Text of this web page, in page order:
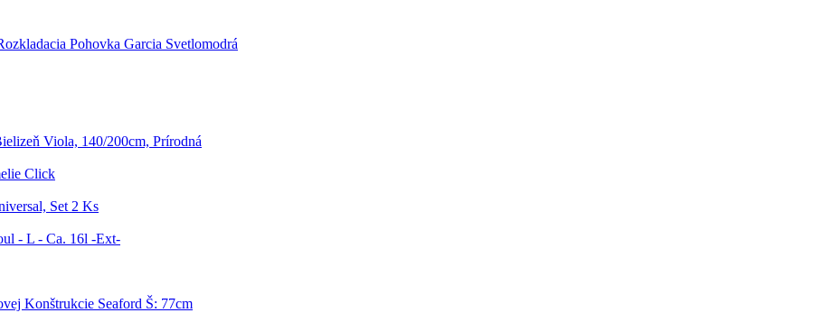
Pohovka Garcia Svetlomodrá
Viola, 140/200cm, Prírodná
Click
Set 2 Ks
- L - Ca. 16l -Ext-
Konštrukcie Seaford Š: 77cm